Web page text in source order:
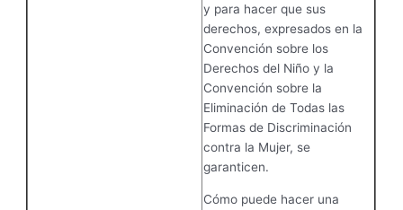
y para hacer que sus
derechos, expresados en la
Convención sobre los
Derechos del Niño y la
Convención sobre la
Eliminación de Todas las
Formas de Discriminación
contra la Mujer, se
garanticen.
Cómo puede hacer una